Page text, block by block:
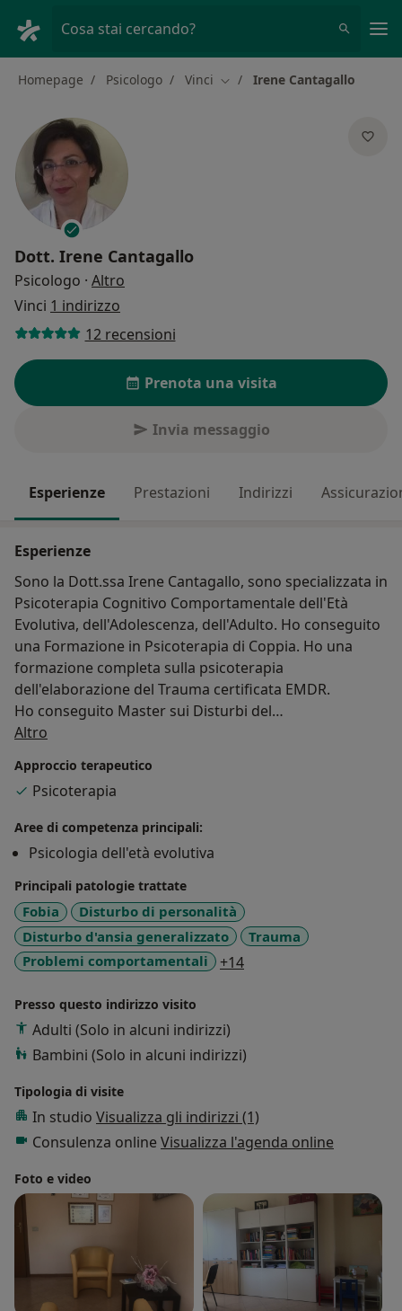
Cosa stai cercando?
Homepage Psicologo Vinci Cambia città
Irene Cantagallo
Dott. Irene Cantagallo
Psicologo · Altro
Vinci 1 indirizzo
12 recensioni
Prenota una visita
Invia messaggio
Esperienze Prestazioni Indirizzi
Esperienze
Sono la Dott.ssa Irene Cantagallo, sono specializzata in
Psicoterapia Cognitivo Comportamentale dell'Età
Evolutiva, dell'Adolescenza, dell'Adulto. Ho conseguito
una Formazione in Psicoterapia di Coppia. Ho una
formazione completa sulla psicoterapia
dell'elaborazione del Trauma certificata EMDR.
Ho conseguito Master sui Disturbi del
Comportamento Alimentare in Età Evolutiva, in
Trauma in Età Evolutiva.
Ho conseguito una formazione sulla terapia di Gruppo
del Disturbo della Condotta presso l'Istituto Stella
Maris di Calambrone (Pi).
Una Formazione specialistica sul Circolo della
Sicurezza per la gestione delle relazioni genitoriali in
età evolutiva.
Altro
Approccio terapeutico
Psicoterapia
Aree di competenza principali:
Psicologia dell'età evolutiva
Principali patologie trattate
Fobia
Disturbo di personalità
Disturbo d'ansia generalizzato
Trauma
Problemi comportamentali
+14a11y_sr_more_diseases
Presso questo indirizzo visito
Adulti (Solo in alcuni indirizzi)
Bambini (Solo in alcuni indirizzi)
Tipologia di visite
In studio Visualizza gli indirizzi (1)
Consulenza online Visualizza l'agenda online
Foto e video